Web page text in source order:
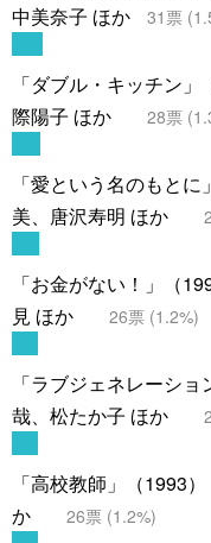
中美奈子 ほか
31 票 (
「ダブル・キッチン
際陽子 ほか
28票 (
「愛という名のもと
美、唐沢寿明 ほか
「お金がない！」（
見 ほか
26票 (1.2%)
「ラブジェネレーシ
哉、松たか子 ほか
「高校教師」（1993
か
26票 (1.2%)